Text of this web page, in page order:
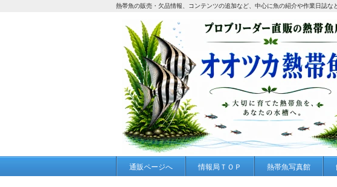
熱帯魚の販売・欠品情報、コンテンツの追加など、中心に魚の紹介や作業日誌な
通販ページへ 情報局ＴＯＰ 熱帯魚写真館